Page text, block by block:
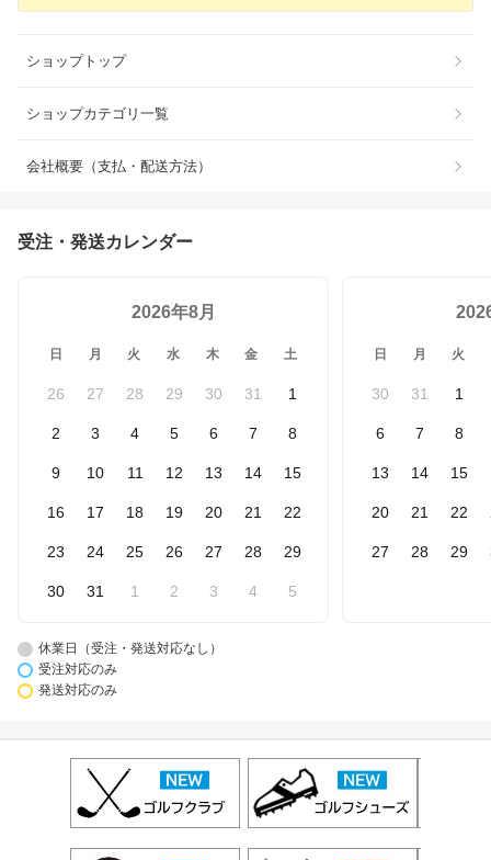
ショップトップ
ショップカテゴリ一覧
会社概要（支払・配送方法）
受注・発送カレンダー
2026年8月
日 月 火 水 木 金 土
26 27 28 29 30 31 1
2 3 4 5 6 7 8
9 10 11 12 13 14 15
16 17 18 19 20 21 22
23 24 25 26 27 28 29
30 31 1 2 3 4 5
日 月 火
30 31 1
6 7 8
13 14 15
20 21 22
27 28 29
休業日（受注・発送対応なし）
受注対応のみ
発送対応のみ